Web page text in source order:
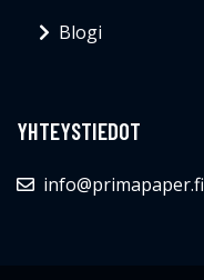
Blogi
YHTEYSTIEDOT
info@primapaper.fi